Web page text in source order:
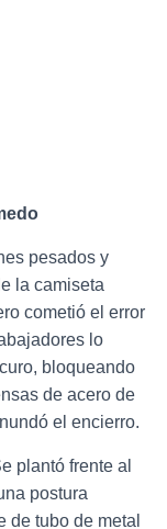
pesados y
la camiseta
cometió el error
lo
bloqueando
de acero de
el encierro.
plantó frente al
postura
de tubo de metal